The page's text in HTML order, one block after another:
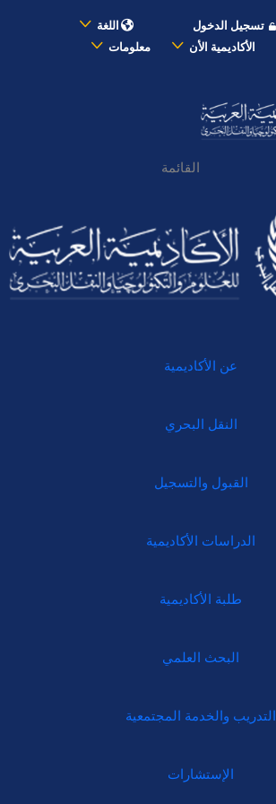
تسجيل الدخول
اللغة
الأكاديمية الأن معلومات
القائمة
عن الأكاديمية
النقل البحري
القبول والتسجيل
الدراسات الأكاديمية
طلبة الأكاديمية
البحث العلمي
التدريب والخدمة المجتمعية
الإستشارات